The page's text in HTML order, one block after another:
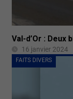
Val-d’Or :
16 janvier 2024
FAITS DIVERS